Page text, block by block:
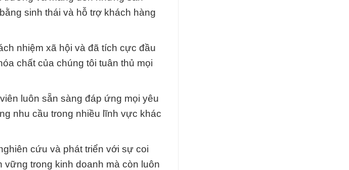
sinh thái và hỗ trợ khách hàng
nhiệm xã hội và đã tích cực đầu
chất của chúng tôi tuân thủ mọi
luôn sẵn sàng đáp ứng mọi yêu
nhu cầu trong nhiều lĩnh vực khác
cứu và phát triển với sự coi
trong kinh doanh mà còn luôn